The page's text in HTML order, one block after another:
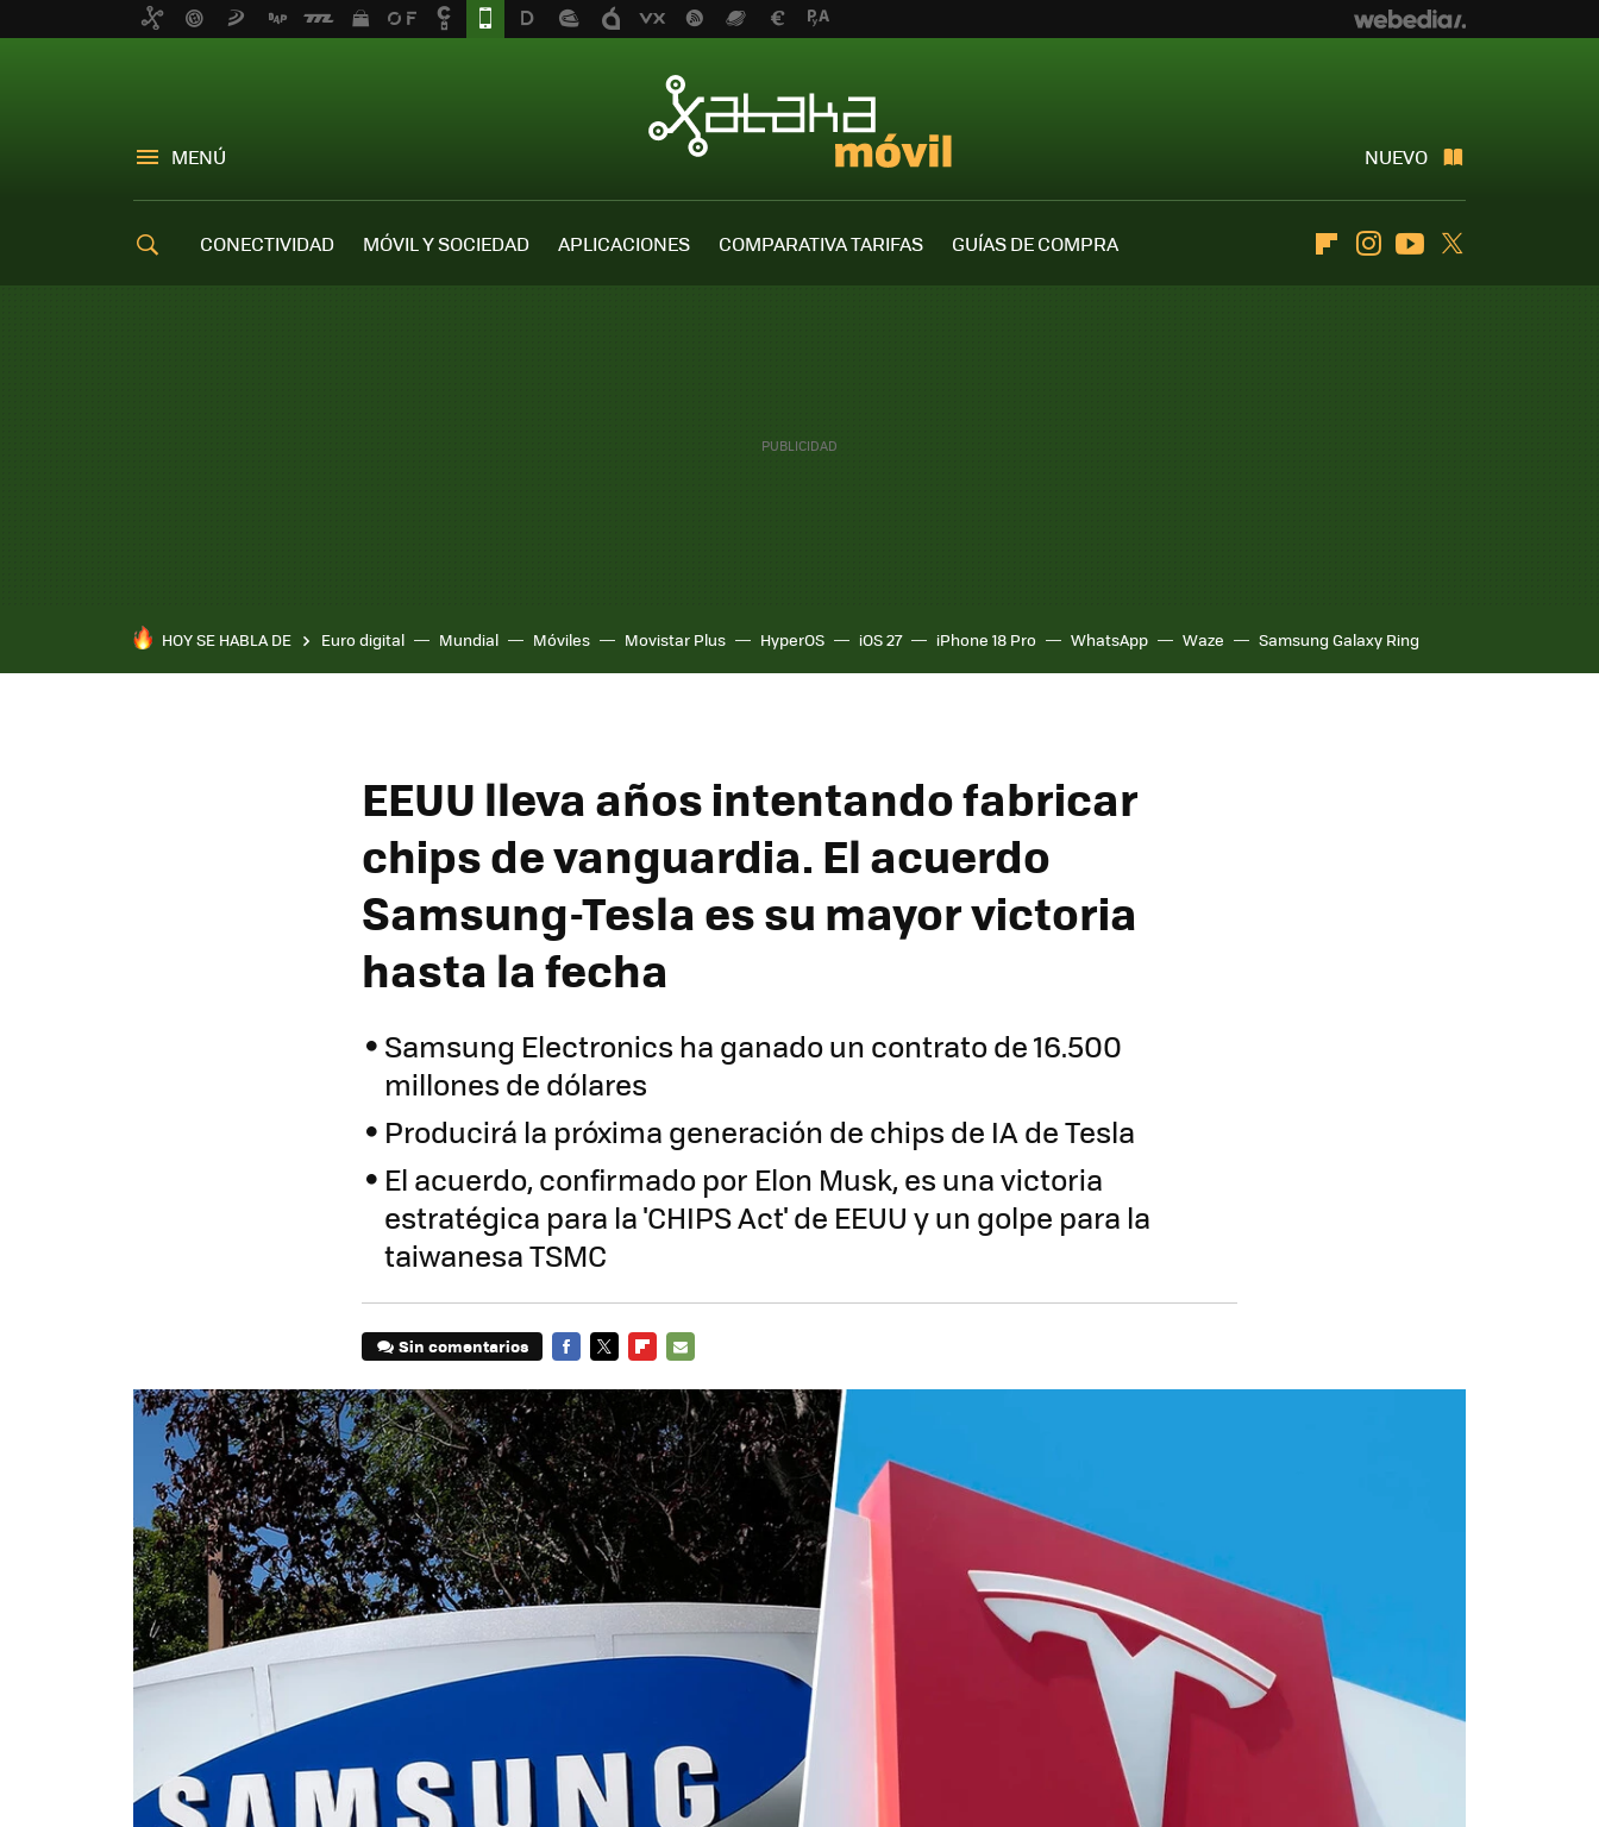
MENÚ NUEVO
CONECTIVIDAD MÓVIL Y SOCIEDAD APLICACIONES COMPARATIVA TARIFAS
GUÍAS DE COMPRA
FlipboardInstagramYoutube
HOY SE HABLA DE Euro digital Mundial Móviles Movistar Plus HyperOS iOS 27 iPhone 18 Pro WhatsApp Waze Samsung Galaxy Ring
EEUU lleva años intentando fabricar
chips de vanguardia. El acuerdo
Samsung-Tesla es su mayor victoria
hasta la fecha
Samsung Electronics ha ganado un contrato de 16.500
millones de dólares
Producirá la próxima generación de chips de IA de Tesla
El acuerdo, confirmado por Elon Musk, es una victoria
estratégica para la 'CHIPS Act' de EEUU y un golpe para la
taiwanesa TSMC
Sin comentarios
MAIL